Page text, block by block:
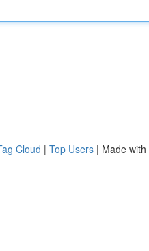
Cloud | Top Users | Made with